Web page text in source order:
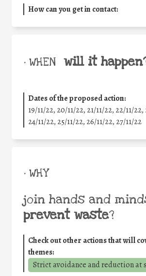
How can you get in contact:
• WHEN will it
Dates of the proposed action:
19/11/22, 20/11/22, 21/11/22, 22/11/22,
24/11/22, 25/11/22, 26/11/22, 27/11/22
• WHY
join hands and
prevent waste?
Check out other actions that will
themes:
Strict avoidance and reduction at